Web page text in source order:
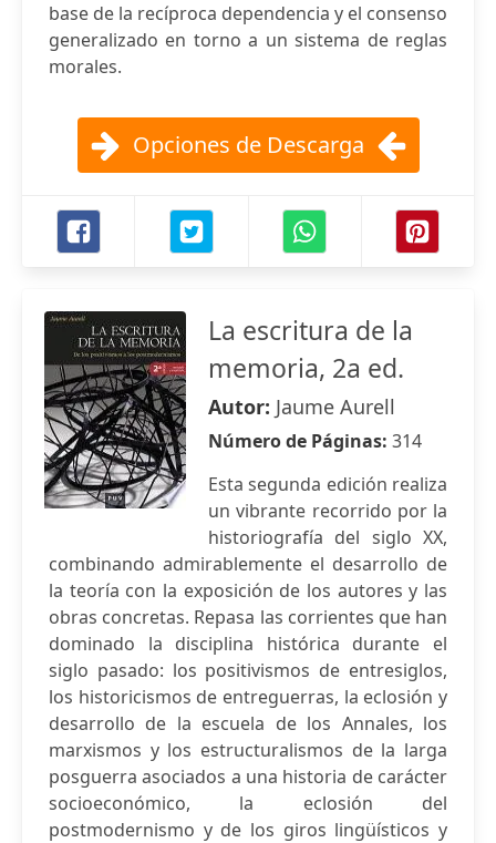
base de la recíproca dependencia y el consenso
generalizado en torno a un sistema de reglas
morales.
Opciones de Descarga
La escritura de la
memoria, 2a ed.
Autor: Jaume Aurell
Número de Páginas: 314
Esta segunda edición realiza
un vibrante recorrido por la
historiografía del siglo XX,
combinando admirablemente el desarrollo de
la teoría con la exposición de los autores y las
obras concretas. Repasa las corrientes que han
dominado la disciplina histórica durante el
siglo pasado: los positivismos de entresiglos,
los historicismos de entreguerras, la eclosión y
desarrollo de la escuela de los Annales, los
marxismos y los estructuralismos de la larga
posguerra asociados a una historia de carácter
socioeconómico, la eclosión del
postmodernismo y de los giros lingüísticos y